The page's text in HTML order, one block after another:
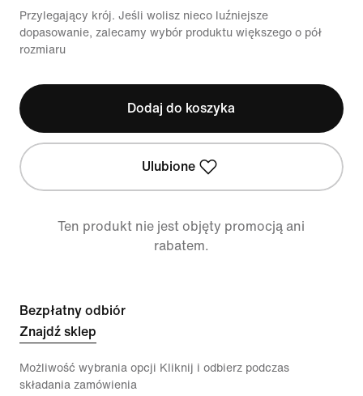
Przylegający krój. Jeśli wolisz nieco luźniejsze
dopasowanie, zalecamy wybór produktu większego o pół
rozmiaru
Dodaj do koszyka
Ulubione
Ten produkt nie jest objęty promocją ani
rabatem.
Bezpłatny odbiór
Znajdź sklep
Możliwość wybrania opcji Kliknij i odbierz podczas
składania zamówienia